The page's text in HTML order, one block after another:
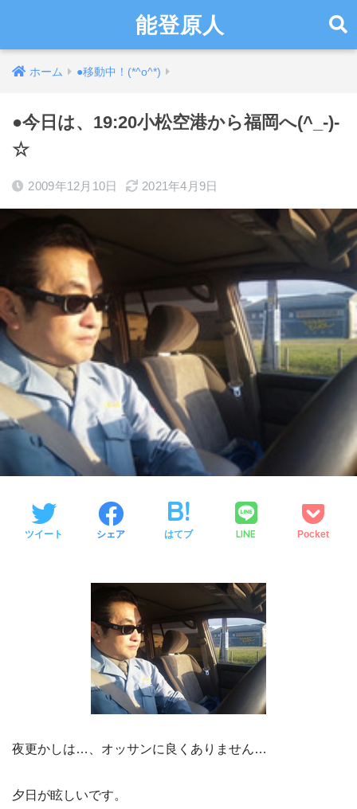
能登原人
ホーム ●移動中！(*^o^*)
●今日は、19:20小松空港から福岡へ(^_-)-
☆
2009年12月10日 2021年4月9日
ツイート シェア はてブ LINE Pocket
夜更かしは…、オッサンに良くありません…
夕日が眩しいです。